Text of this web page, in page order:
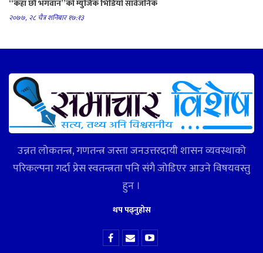
“कहाँ छौ भगवान”को म्युजिक भिडियो सार्वजनिक
२०७७, २८ चैत्र शनिबार १७:१३
उन्नत लोकतन्त्र, गणतन्त्र जस्ता जनउत्तरदायी शासन व्यवस्थाको
परिकल्पना गर्दा प्रेस स्वतन्त्रता पनि संगै जोडिएर आउने विषयवस्तु
हुन ।
थप पढ्नुहोस